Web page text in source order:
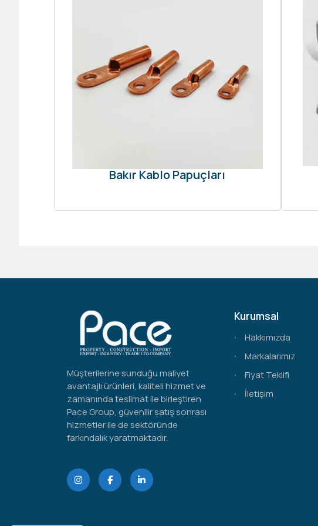
Bakır Kablo Papuçları
Müşterilerine sunduğu maliyet
avantajlı ürünleri, kaliteli hizmet ve
zamanında teslimat ile birleştiren
Pace Group, güvenilir satış sonrası
hizmetler ile de sektöründe
farkındalık yaratmaktadır.
Kurumsal
Hakkımızda
Markalarımız
Fiyat Teklifi
İletişim